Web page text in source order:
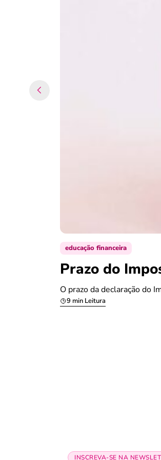
educação financeira
Prazo do
O prazo da declaração do
9 min Leitura
INSCREVA-SE NA